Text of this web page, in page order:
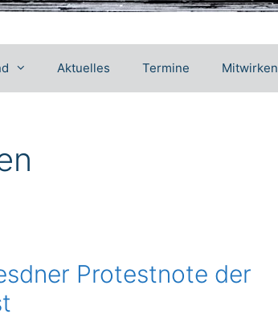
Aktuelles Termine Mitwirken
Protestnote der